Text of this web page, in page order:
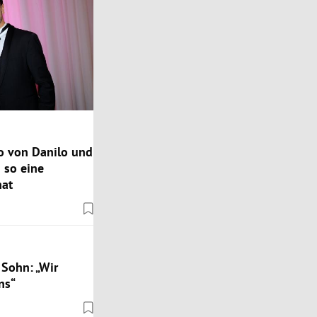
von Danilo und
so eine
„Wir